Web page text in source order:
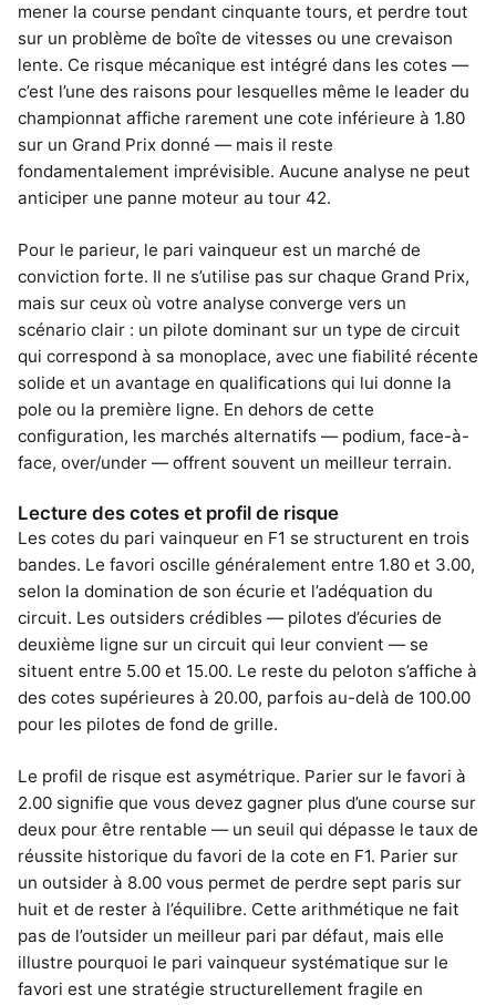
mener la course pendant cinquante tours, et perdre tout
sur un problème de boîte de vitesses ou une crevaison
lente. Ce risque mécanique est intégré dans les cotes —
c’est l’une des raisons pour lesquelles même le leader du
championnat affiche rarement une cote inférieure à 1.80
sur un Grand Prix donné — mais il reste
fondamentalement imprévisible. Aucune analyse ne peut
anticiper une panne moteur au tour 42.
Pour le parieur, le pari vainqueur est un marché de
conviction forte. Il ne s’utilise pas sur chaque Grand Prix,
mais sur ceux où votre analyse converge vers un
scénario clair : un pilote dominant sur un type de circuit
qui correspond à sa monoplace, avec une fiabilité récente
solide et un avantage en qualifications qui lui donne la
pole ou la première ligne. En dehors de cette
configuration, les marchés alternatifs — podium, face-à-
face, over/under — offrent souvent un meilleur terrain.
Lecture des cotes et profil de risque
Les cotes du pari vainqueur en F1 se structurent en trois
bandes. Le favori oscille généralement entre 1.80 et 3.00,
selon la domination de son écurie et l’adéquation du
circuit. Les outsiders crédibles — pilotes d’écuries de
deuxième ligne sur un circuit qui leur convient — se
situent entre 5.00 et 15.00. Le reste du peloton s’affiche à
des cotes supérieures à 20.00, parfois au-delà de 100.00
pour les pilotes de fond de grille.
Le profil de risque est asymétrique. Parier sur le favori à
2.00 signifie que vous devez gagner plus d’une course sur
deux pour être rentable — un seuil qui dépasse le taux de
réussite historique du favori de la cote en F1. Parier sur
un outsider à 8.00 vous permet de perdre sept paris sur
huit et de rester à l’équilibre. Cette arithmétique ne fait
pas de l’outsider un meilleur pari par défaut, mais elle
illustre pourquoi le pari vainqueur systématique sur le
favori est une stratégie structurellement fragile en